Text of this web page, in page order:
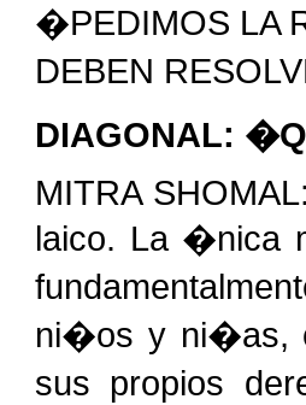
�PEDIMOS LA
DEBEN
DIAGONAL:
MITRA
laico. La �nica
ni�os y ni�as,
sus propios